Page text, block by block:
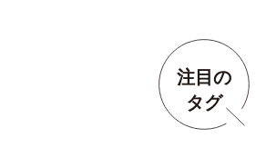
注目の
タグ